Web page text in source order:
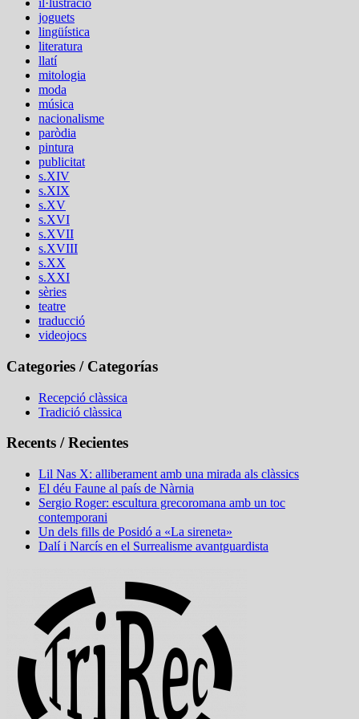
il·lustració
joguets
lingüística
literatura
llatí
mitologia
moda
música
nacionalisme
paròdia
pintura
publicitat
s.XIV
s.XIX
s.XV
s.XVI
s.XVII
s.XVIII
s.XX
s.XXI
sèries
teatre
traducció
videojocs
Categories / Categorías
Recepció clàssica
Tradició clàssica
Recents / Recientes
Lil Nas X: alliberament amb una mirada als clàssics
El déu Faune al país de Nàrnia
Sergio Roger: escultura grecoromana amb un toc
contemporani
Un dels fills de Posidó a «La sireneta»
Dalí i Narcís en el Surrealisme avantguardista